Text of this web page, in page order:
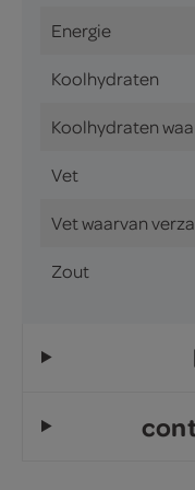
Energie
Koolhydraten
Koolhydraten
Vet
Vet waarvan
Zout